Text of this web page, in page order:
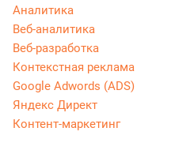
Аналитика
Веб-аналитика
Веб-разработка
Контекстная реклама
Google Adwords (ADS)
Яндекс Директ
Контент-маркетинг